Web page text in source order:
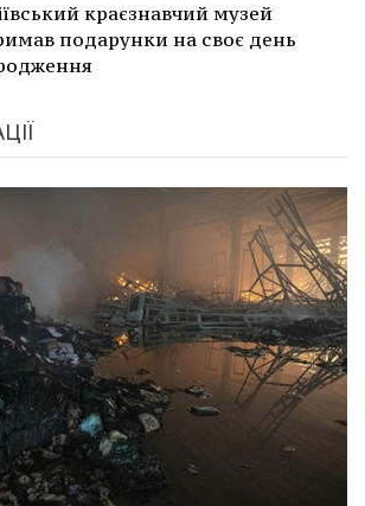
краєзнавчий музей
подарунки на своє день